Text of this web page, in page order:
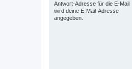
Antwort-Adresse für die E-Mail
wird deine E-Mail-Adresse
angegeben.